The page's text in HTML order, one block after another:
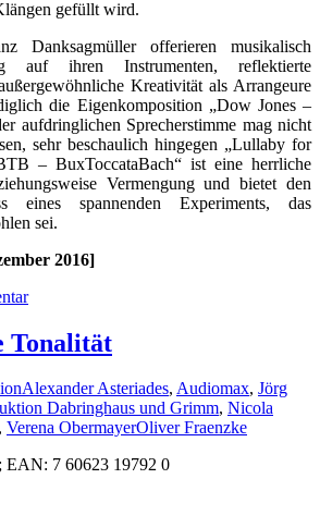
gefüllt wird.
Danksagmüller offerieren musikalisch
auf ihren Instrumenten, reflektierte
Kreativität als Arrangeure
die Eigenkomposition „Dow Jones –
aufdringlichen Sprecherstimme mag nicht
sehr beschaulich hingegen „Lullaby for
– BuxToccataBach“ ist eine herrliche
Vermengung und bietet den
eines spannenden Experiments, das
sei.
2016]
Tonalität
Alexander Asteriades, Audiomax, Jörg
Dabringhaus und Grimm, Nicola
, Verena ObermayerOliver Fraenzke
EAN: 7 60623 19792 0